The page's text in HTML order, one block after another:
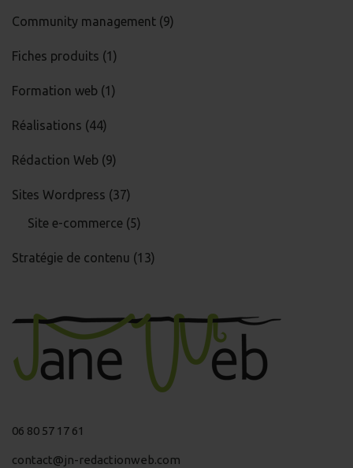
Community management (9)
Fiches produits (1)
Formation web (1)
Réalisations (44)
Rédaction Web (9)
Sites Wordpress (37)
Site e-commerce (5)
Stratégie de contenu (13)
06 80 57 17 61
contact@jn-redactionweb.com